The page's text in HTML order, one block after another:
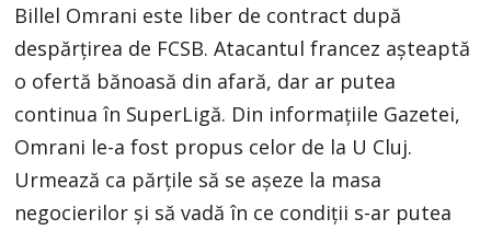
Billel Omrani este liber de contract după
despărțirea de FCSB. Atacantul francez așteaptă
o ofertă bănoasă din afară, dar ar putea
continua în SuperLigă. Din informațiile Gazetei,
Omrani le-a fost propus celor de la U Cluj.
Urmează ca părțile să se așeze la masa
negocierilor și să vadă în ce condiții s-ar putea